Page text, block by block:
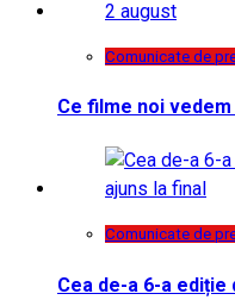
Comunicate de
Ce filme noi
Comunicate de
Cea de-a 6-a ediție